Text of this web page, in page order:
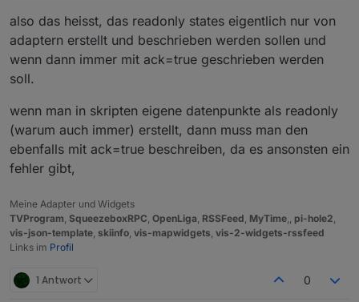
also das heisst, das readonly states eigentlich nur von
adaptern erstellt und beschrieben werden sollen und
wenn dann immer mit ack=true geschrieben werden
soll.
wenn man in skripten eigene datenpunkte als readonly
(warum auch immer) erstellt, dann muss man den
ebenfalls mit ack=true beschreiben, da es ansonsten ein
fehler gibt,
Meine Adapter und Widgets
TVProgram, SqueezeboxRPC, OpenLiga, RSSFeed, MyTime,, pi-hole2,
vis-json-template, skiinfo, vis-mapwidgets, vis-2-widgets-rssfeed
Links im Profil
1 Antwort 0